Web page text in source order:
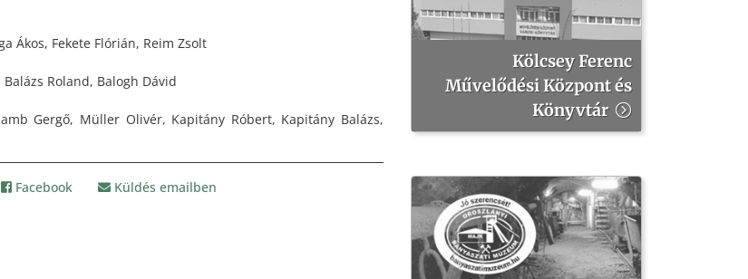
Ákos, Fekete Flórián, Reim Zsolt
Balázs Roland, Balogh Dávid
Gergő, Müller Olivér, Kapitány Róbert, Kapitány Balázs,
Facebook Küldés emailben
Kölcsey Ferenc
Művelődési Központ és
Könyvtár